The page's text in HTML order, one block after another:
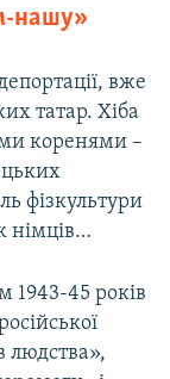
нашу»
вже
татар. Хіба
коренями –
фізкультури
німців…
1943-45 років
людства»,